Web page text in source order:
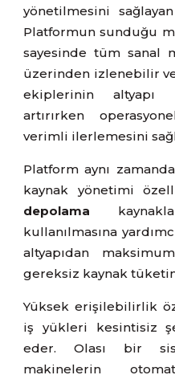
yönetilmesini
Platformun sunduğu
sayesinde tüm sanal
üzerinden izlenebilir
ekiplerinin altyapı
artırırken
verimli ilerlemesini
Platform aynı
kaynak yönetimi
depolama
kullanılmasına
altyapıdan
gereksiz kaynak
Yüksek erişilebilirlik
iş yükleri kesintisiz
eder. Olası bir
makinelerin